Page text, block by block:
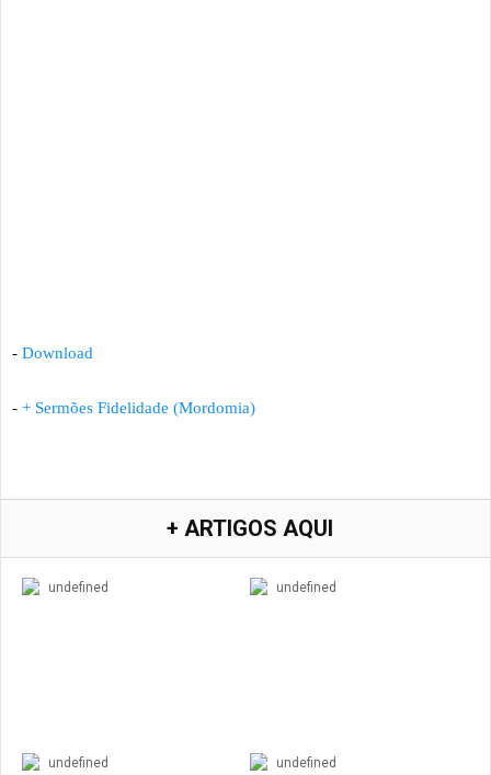
- Download
- + Sermões Fidelidade (Mordomia)
+ ARTIGOS AQUI
undefined undefined
undefined undefined